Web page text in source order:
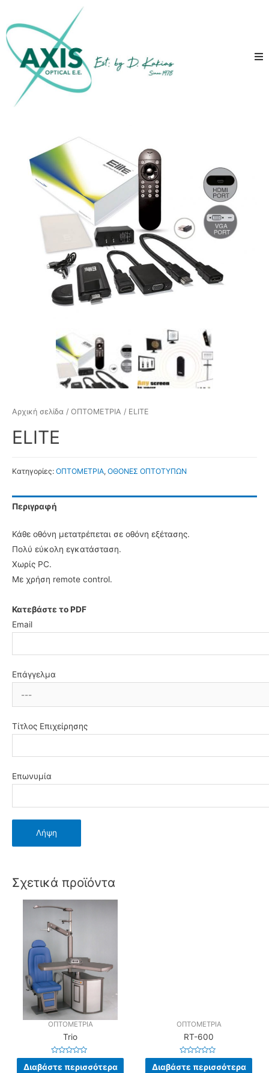
Αρχική σελίδα / ΟΠΤΟΜΕΤΡΙΑ / ELITE
ELITE
Κατηγορίες: ΟΠΤΟΜΕΤΡΙΑ, ΟΘΟΝΕΣ ΟΠΤΟΤΥΠΩΝ
Περιγραφή
Κάθε οθόνη μετατρέπεται σε οθόνη εξέτασης.
Πολύ εύκολη εγκατάσταση.
Χωρίς PC.
Με χρήση remote control.
Κατεβάστε το PDF
Email
Επάγγελμα
Τίτλος Επιχείρησης
Επωνυμία
Σχετικά προϊόντα
ΟΠΤΟΜΕΤΡΙΑ
Trio
Βαθμολογήθηκε
με
Διαβάστε περισσότερα
ΟΠΤΟΜΕΤΡΙΑ
RT-600
Βαθμολογήθηκε
με
Διαβάστε περισσότερα